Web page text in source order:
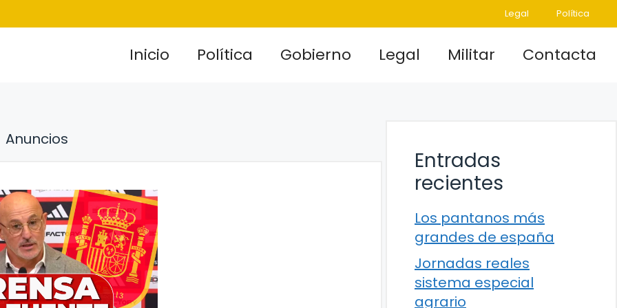
Legal Política
Inicio Política Gobierno Legal Militar Contacta
Anuncios
Entradas
recientes
Los pantanos más
grandes de españa
Jornadas reales
sistema especial
agrario